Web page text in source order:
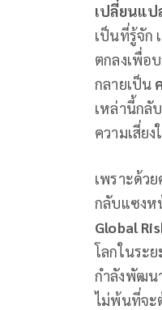
เปลี่ยนแ
เป็นที่รู้จัก
ตกลงเพื่อ
กลายเป็น
เหล่านี้กลั
ความเสี่ย
เพราะด้ว
กลับแซงห
Global
โลกในระ
กำลังพัฒน
ไม่พ้นที่จะ